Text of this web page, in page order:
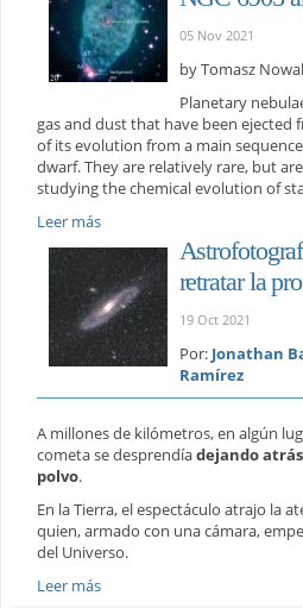
05 Nov 2021
by Tomasz
Planetary
gas and dust that have been ejected
of its evolution from a main
dwarf. They are relatively rare, but
studying the chemical evolution of
Leer más
retratar la
19 Oct 2021
Por: Jonathan
Ramírez
A millones de kilómetros, en algún
cometa se desprendíadejando
polvo.
En la Tierra, el espectáculo atrajo la
quien, armado con una cámara,
del Universo.
Leer más